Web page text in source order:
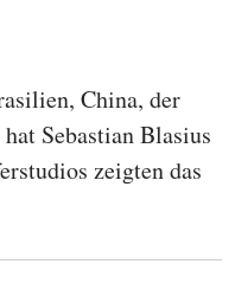
China, der
Sebastian Blasius
zeigten das